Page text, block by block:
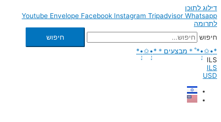
דילוג לתוכן
Youtube Envelope Facebook Instagram Tripadvisor Whatsapp
לתרומה
חיפוש
חיפוש
*•̩̩͙✩•̩̩͙*˚＊מבצעים＊*•̩̩͙✩•̩̩͙*
ILS
ILS
USD